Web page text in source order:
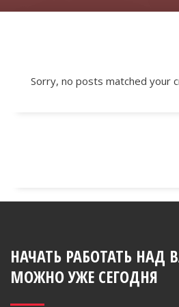
Sorry, no posts matched your
НАЧАТЬ РАБОТАТЬ НАД
МОЖНО УЖЕ СЕГОДНЯ